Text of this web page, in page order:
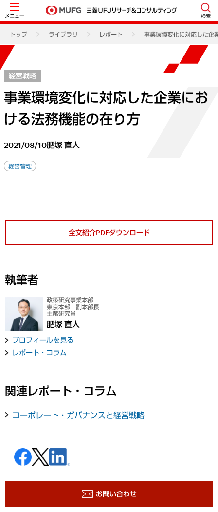
メニュー 検索
トップ ライブラリ レポート 事業環境変化に対応した企
経営戦略
事業環境変化に対応した企業にお
ける法務機能の在り方
2021/08/10肥塚 直人
経営管理
全文紹介PDFダウンロード
執筆者
政策研究事業本部
東京本部 副本部長
主席研究員
肥塚 直人
プロフィールを見る
レポート・コラム
関連レポート・コラム
コーポレート・ガバナンスと経営戦略
お問い合わせ